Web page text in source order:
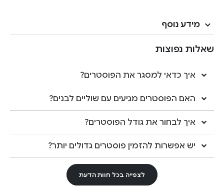
מידע נוסף
שאלות נפוצות
איך כדאי למסגר את הפוסטרים?
האם הפוסטרים מגיעים עם שוליים לבנים?
איך לבחור את גודל הפוסטרים?
יש אפשרות להזמין פוסטרים גדולים יותר?
לצפייה בכל חוות הדעת